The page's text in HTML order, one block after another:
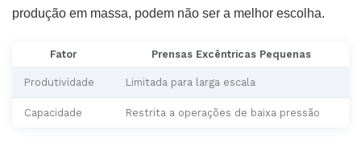
produção em massa, podem não ser a melhor escolha.
Fator Prensas Excêntricas Pequenas
Produtividade Limitada para larga escala
Capacidade Restrita a operações de baixa pressão